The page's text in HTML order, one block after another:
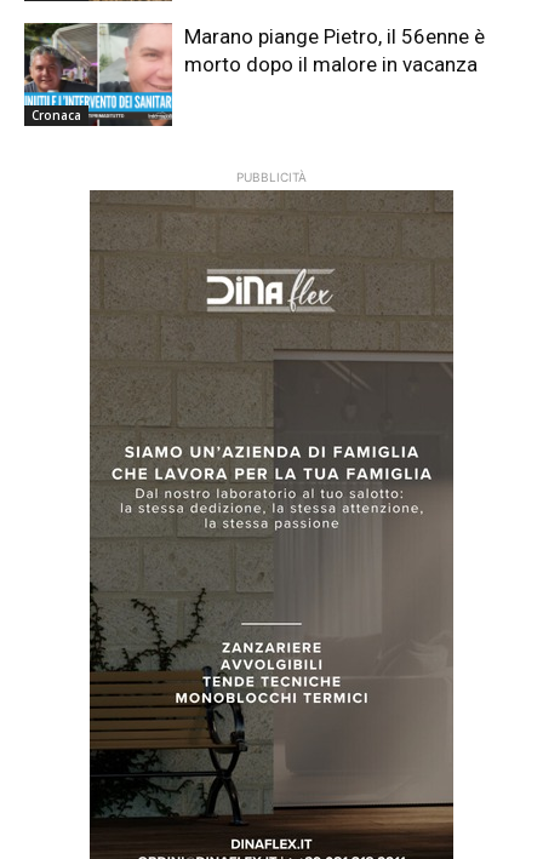
Cronaca
Marano piange Pietro, il 56enne è
morto dopo il malore in vacanza
PUBBLICITÀ